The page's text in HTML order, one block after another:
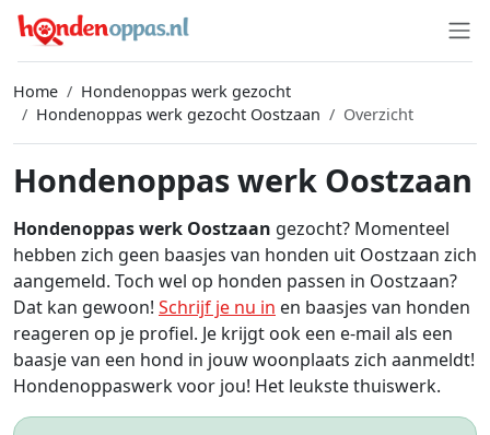
Home
Hondenoppas werk gezocht
Hondenoppas werk gezocht Oostzaan
Overzicht
Hondenoppas werk Oostzaan
Hondenoppas werk Oostzaan gezocht? Momenteel
hebben zich geen baasjes van honden uit Oostzaan zich
aangemeld. Toch wel op honden passen in Oostzaan?
Dat kan gewoon! Schrijf je nu in en baasjes van honden
reageren op je profiel. Je krijgt ook een e-mail als een
baasje van een hond in jouw woonplaats zich aanmeldt!
Hondenoppaswerk voor jou! Het leukste thuiswerk.